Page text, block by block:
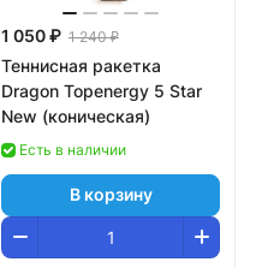
1 050 ₽ 1 240 ₽
Теннисная ракетка
Dragon Topenergy 5 Star
New (коническая)
Есть в наличии
В корзину